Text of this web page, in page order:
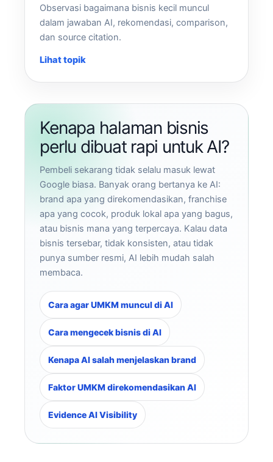
Observasi bagaimana bisnis kecil muncul
dalam jawaban AI, rekomendasi, comparison,
dan source citation.
Lihat topik
Kenapa halaman bisnis
perlu dibuat rapi untuk AI?
Pembeli sekarang tidak selalu masuk lewat
Google biasa. Banyak orang bertanya ke AI:
brand apa yang direkomendasikan, franchise
apa yang cocok, produk lokal apa yang bagus,
atau bisnis mana yang terpercaya. Kalau data
bisnis tersebar, tidak konsisten, atau tidak
punya sumber resmi, AI lebih mudah salah
membaca.
Cara agar UMKM muncul di AI
Cara mengecek bisnis di AI
Kenapa AI salah menjelaskan brand
Faktor UMKM direkomendasikan AI
Evidence AI Visibility